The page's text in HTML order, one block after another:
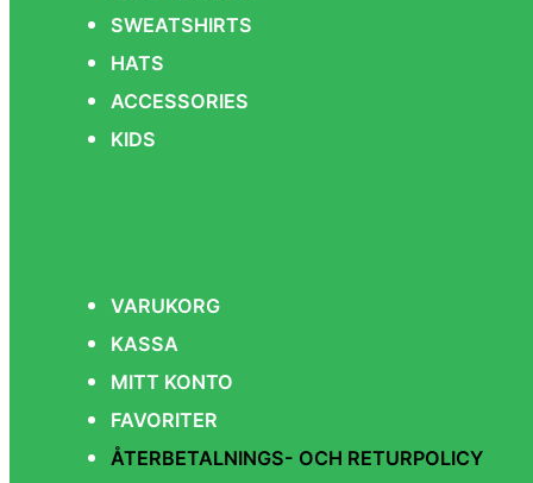
SWEATSHIRTS
HATS
ACCESSORIES
KIDS
VARUKORG
KASSA
MITT KONTO
FAVORITER
ÅTERBETALNINGS- OCH RETURPOLICY